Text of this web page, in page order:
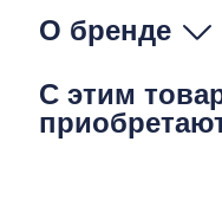
О бренде
С этим